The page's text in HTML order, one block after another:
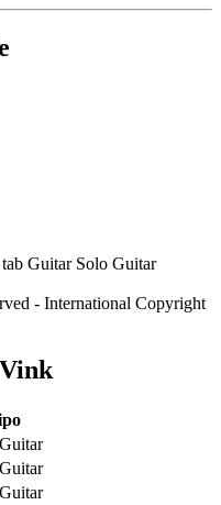
- International Copyright